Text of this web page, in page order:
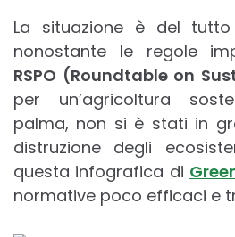
La situazione è del
nonostante le regole
RSPO (Roundtable on
per un’agricoltura
palma, non si è stati in
distruzione degli
questa infografica di
normative poco efficaci e